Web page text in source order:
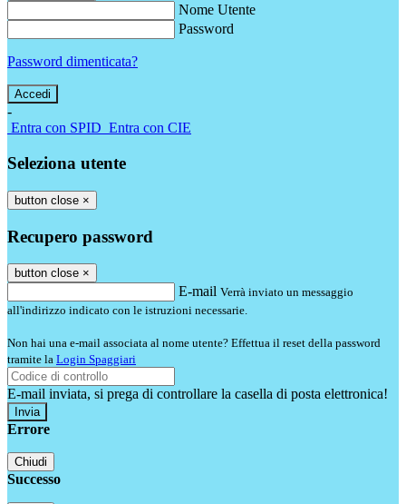
Nome Utente
Password
Password dimenticata?
-
Entra con SPID Entra con CIE
Seleziona utente
button close ×
Recupero password
button close ×
E-mail Verrà inviato un messaggio
all'indirizzo indicato con le istruzioni necessarie.
Non hai una e-mail associata al nome utente? Effettua il reset della password
tramite la Login Spaggiari
E-mail inviata, si prega di controllare la casella di posta elettronica!
Errore
Chiudi
Successo